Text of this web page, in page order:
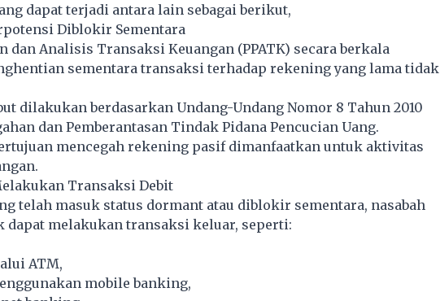
dapat terjadi antara lain sebagai berikut,
Diblokir Sementara
dan Analisis Transaksi Keuangan (PPATK) secara berkala
sementara transaksi terhadap rekening yang lama tidak
dilakukan berdasarkan Undang-Undang Nomor 8 Tahun 2010
dan Pemberantasan Tindak Pidana Pencucian Uang.
mencegah rekening pasif dimanfaatkan untuk aktivitas
Transaksi Debit
telah masuk status dormant atau diblokir sementara, nasabah
dapat melakukan transaksi keluar, seperti:
ATM,
mobile banking,